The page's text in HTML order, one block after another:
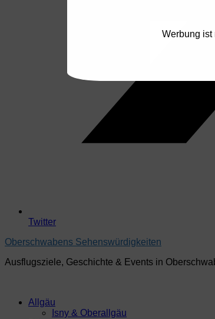
Twitter
Oberschwabens Sehenswürdigkeiten
Ausflugsziele, Geschichte & Events in
Allgäu
Isny & Oberallgäu
Werbung ist